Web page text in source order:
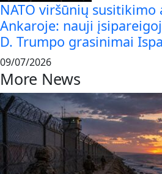
NATO viršūnių susitikimo
Ankaroje: nauji
D. Trumpo grasinimai
09/07/2026
More News